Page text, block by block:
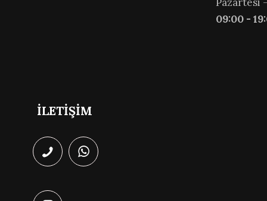
09:00 -
İLETİŞİM